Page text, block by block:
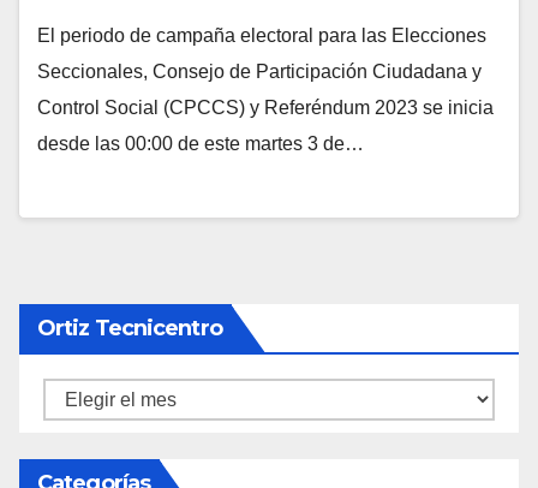
El periodo de campaña electoral para las Elecciones
Seccionales, Consejo de Participación Ciudadana y
Control Social (CPCCS) y Referéndum 2023 se inicia
desde las 00:00 de este martes 3 de…
Ortiz Tecnicentro
Ortiz